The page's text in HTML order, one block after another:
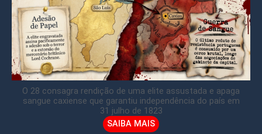
O 28 consagra rendição de uma elite assustada e apaga
sangue caxiense que garantiu independência do país em
31 julho de 1823
SAIBA MAIS